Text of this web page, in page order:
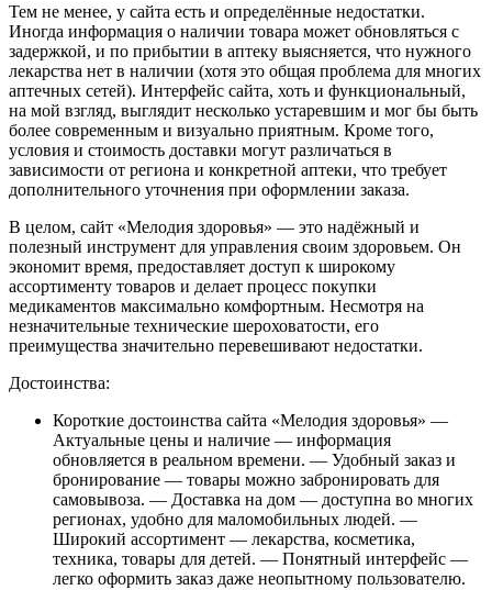
Тем не менее, у сайта есть и определённые недостатки.
Иногда информация о наличии товара может обновляться с
задержкой, и по прибытии в аптеку выясняется, что нужного
лекарства нет в наличии (хотя это общая проблема для многих
аптечных сетей). Интерфейс сайта, хоть и функциональный,
на мой взгляд, выглядит несколько устаревшим и мог бы быть
более современным и визуально приятным. Кроме того,
условия и стоимость доставки могут различаться в
зависимости от региона и конкретной аптеки, что требует
дополнительного уточнения при оформлении заказа.
В целом, сайт «Мелодия здоровья» — это надёжный и
полезный инструмент для управления своим здоровьем. Он
экономит время, предоставляет доступ к широкому
ассортименту товаров и делает процесс покупки
медикаментов максимально комфортным. Несмотря на
незначительные технические шероховатости, его
преимущества значительно перевешивают недостатки.
Достоинства:
Короткие достоинства сайта «Мелодия здоровья» —
Актуальные цены и наличие — информация
обновляется в реальном времени. — Удобный заказ и
бронирование — товары можно забронировать для
самовывоза. — Доставка на дом — доступна во многих
регионах, удобно для маломобильных людей. —
Широкий ассортимент — лекарства, косметика,
техника, товары для детей. — Понятный интерфейс —
легко оформить заказ даже неопытному пользователю.